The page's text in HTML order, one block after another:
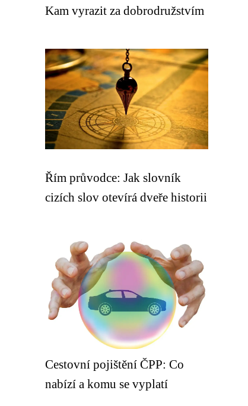
Kam vyrazit za dobrodružstvím
Řím průvodce: Jak slovník
cizích slov otevírá dveře historii
Cestovní pojištění ČPP: Co
nabízí a komu se vyplatí